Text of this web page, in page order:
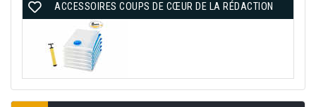
ACCESSOIRES COUPS DE CŒUR DE LA RÉDACTION